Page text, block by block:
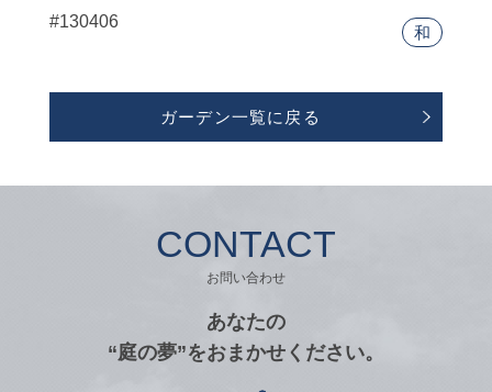
#130406
和
ガーデン一覧に戻る
CONTACT
お問い合わせ
あなたの
“庭の夢”をおまかせください。